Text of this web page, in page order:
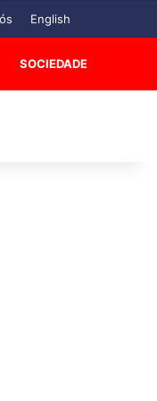
English
SOCIEDADE